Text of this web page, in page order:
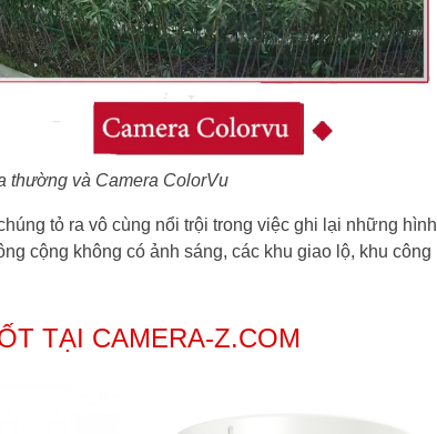
thường và Camera ColorVu
tỏ ra vô cùng nổi trội trong việc ghi lại những hình
cộng không có ảnh sáng, các khu giao lộ, khu công
TẠI CAMERA-Z.COM